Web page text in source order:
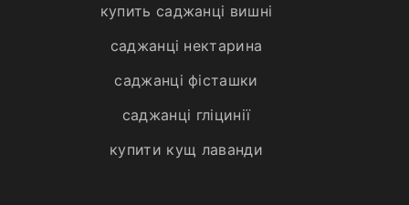
купить саджанці вишні
саджанці нектарина
саджанці фісташки
саджанці гліцинії
купити кущ лаванди